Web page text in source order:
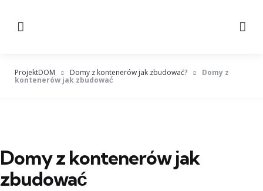
ProjektDOM Domy z kontenerów jak zbudować? Domy z
kontenerów jak zbudować
Domy z kontenerów jak
zbudować